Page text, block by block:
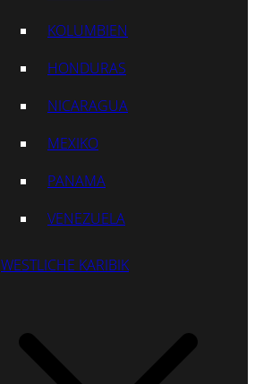
KOLUMBIEN
HONDURAS
NICARAGUA
MEXIKO
PANAMA
VENEZUELA
WESTLICHE KARIBIK